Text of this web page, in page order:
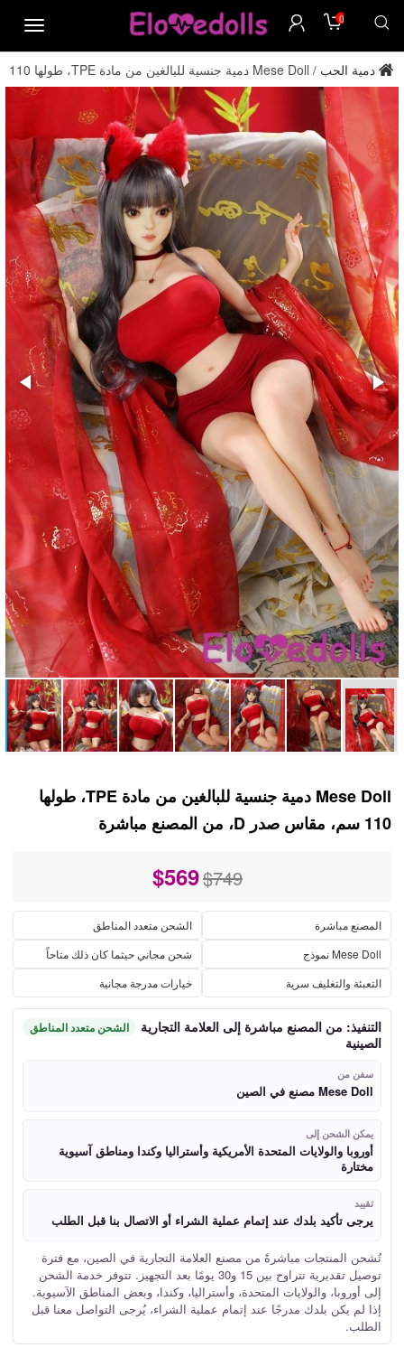
menu
0
دمية الحب /
Mese Doll دمية جنسية للبالغين من مادة TPE، طولها 110
سم، مقاس صدر D، من المصنع مباشرة
Mese Doll دمية جنسية للبالغين من مادة TPE، طولها
110 سم، مقاس صدر D، من المصنع مباشرة
$749
$569
المصنع مباشرة
الشحن متعدد المناطق
Mese Doll نموذج
شحن مجاني حيثما كان ذلك متاحاً
التعبئة والتغليف سرية
خيارات مدرجة مجانية
التنفيذ: من المصنع مباشرة إلى العلامة التجارية
الصينية
الشحن متعدد المناطق
سفن من
Mese Doll مصنع في الصين
يمكن الشحن إلى
أوروبا والولايات المتحدة الأمريكية وأستراليا وكندا ومناطق آسيوية
مختارة
تقييد
يرجى تأكيد بلدك عند إتمام عملية الشراء أو الاتصال بنا قبل الطلب
تُشحن المنتجات مباشرةً من مصنع العلامة التجارية في الصين، مع فترة
توصيل تقديرية تتراوح بين 15 و30 يومًا بعد التجهيز. تتوفر خدمة الشحن
إلى أوروبا، والولايات المتحدة، وأستراليا، وكندا، وبعض المناطق الآسيوية.
إذا لم يكن بلدك مدرجًا عند إتمام عملية الشراء، يُرجى التواصل معنا قبل
الطلب.